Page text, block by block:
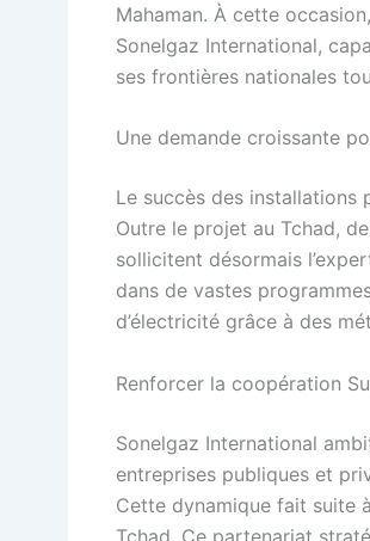
Mahaman. À cette
Sonelgaz International,
ses frontières nationales
Une demande croissante
Le succès des installations
Outre le projet au Tchad,
sollicitent désormais
dans de vastes
d’électricité grâce à des
Renforcer la coopération
Sonelgaz International
entreprises publiques et
Cette dynamique fait suite
Tchad. Ce partenariat